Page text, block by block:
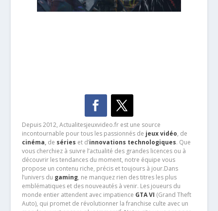
Depuis 2012, Actualitesjeuxvideo.fr est une source
incontournable pour tous les passionnés de jeux vidéo, de
cinéma,de séries et d’innovations technologiques. Que
vous cherchiez à suivre l’actualité des grandes licences ou à
découvrir les tendances du moment, notre équipe vous
propose un contenu riche, précis et toujours à jour.Dans
l’univers du gaming, ne manquez rien des titres les plus
emblématiques et des nouveautés à venir. Les joueurs du
monde entier attendent avec impatience GTA VI (Grand Theft
Auto), qui promet de révolutionner la franchise culte avec un